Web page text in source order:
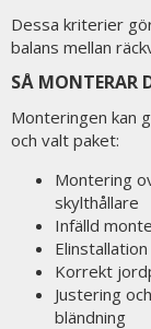
Dessa kriterier
balans mellan
SÅ MONTERAR
Monteringen kan
och valt paket:
Montering
skylthållare
Infälld
Korrekt
Justering
bländning